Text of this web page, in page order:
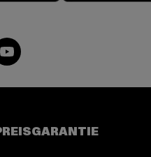
Instagram page:
our Facebook page:
Visit our YouTube channel: